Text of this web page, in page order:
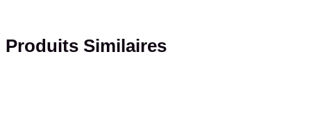
Produits Similaires